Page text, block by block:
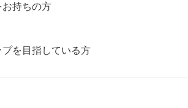
持ちの方